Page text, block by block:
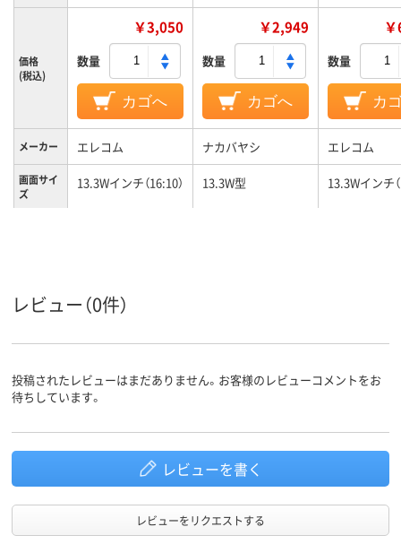
価格
(税込)
￥3,050
数量
カゴへ
￥2,949
数量
カゴへ
数量
カ
メーカー エレコム ナカバヤシ エレコム
画面サイ
ズ
13.3Wインチ（16:10） 13.3W型 13.3Wインチ
レビュー（0件）
投稿されたレビューはまだありません。お客様のレビューコメントをお
待ちしています。
レビューを書く
レビューをリクエストする